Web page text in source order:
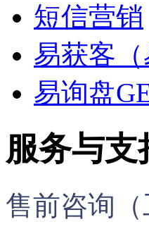
短信营销
易获客（
易询盘
服务与支
售前咨询（